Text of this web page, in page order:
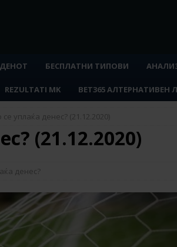
БЕСПЛАТНИ ТИПОВИ
REZULTATI MK BET365 АЛТЕРНАТИВЕН
уплаќа денес? (21.12.2020)
(21.12.2020)
денес?